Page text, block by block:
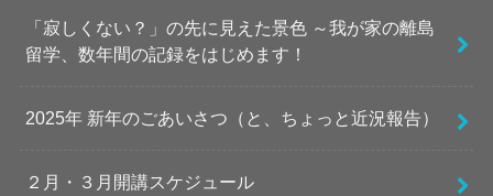
「寂しくない？」の先に見えた景色 ～我が家の離島
留学、数年間の記録をはじめます！
2025年 新年のごあいさつ（と、ちょっと近況報告）
２月・３月開講スケジュール